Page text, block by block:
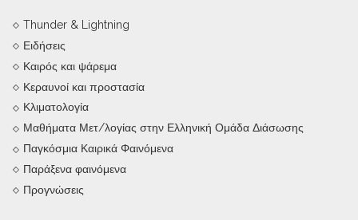
Thunder & Lightning
Ειδήσεις
Καιρός και ψάρεμα
Κεραυνοί και προστασία
Κλιματολογία
Μαθήματα Μετ/λογίας στην Ελληνική Ομάδα Διάσωσης
Παγκόσμια Καιρικά Φαινόμενα
Παράξενα φαινόμενα
Προγνώσεις